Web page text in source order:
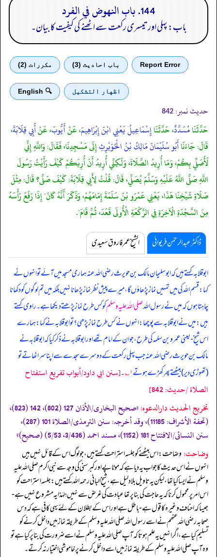
144. باب النهوض في الفرد
باب: پہلی اور تیسری رکعت سے اٹھنے کی کیفیت کا بیان۔
Report Error باب احادیث (3) مكررات (2)
اظهار التشكيل 🔍 English
حدیث نمبر: 842
حَدَّثَنَامُسَدَّدٌ، حَدَّثَنَاإِسْمَاعِيلُ يَعْنِي ابْنَ إِبْرَاهِيمَ، عَنْأَيُّوبَ، عَنْأَبِي قِلَابَةَ،
قَالَ: جَاءَنَاأَبُو سُلَيْمَانَ مَالِكُ بْنُ الْحُوَيْرِثِإِلَى مَسْجِدِنَا، فَقَالَ: وَاللَّهِ إِنِّي
لَأُصَلِّي بِكُمْ، وَمَا أُرِيدُ الصَّلَاةَ، وَلَكِنِّي أُرِيدُ أَنْ أُرِيَكُمْ كَيْفَ رَأَيْتُ رَسُولَ
اللَّهِ صَلَّى اللَّهُ عَلَيْهِ وَسَلَّمَ يُصَلِّي، قَالَ: قُلْتُ لِأَبِي قِلَابَةَ: كَيْفَ صَلَّى؟ قَالَ: مِثْلَ
صَلَاةِ شَيْخِنَا هَذَا، يَعْنِي عَمْرَو بْنَ سَلَمَةَ إِمَامَهُمْ، وَذَكَرَ أَنَّهُ كَانَ" إِذَا رَفَعَ رَأْسَهُ
مِنَ السَّجْدَةِ الْآخِرَةِ فِي الرَّكْعَةِ الْأُولَى قَعَدَ، ثُمَّ قَامَ".
ڈاکٹر عبدالرحمٰن فریوائی الشیخ عمر فاروق سعیدی
ابوقلابہ کہتے ہیں کہابوسلیمان مالک بن حویرث رضی اللہ عنہ ہماری مسجد میں آئے تو انہوں نے
کہا: قسم اللہ کی میں تمہیں نماز پڑھاؤں گا، میرے پیش نظر نماز پڑھانا نہیں بلکہ میں تم لوگوں کو دکھانا
چاہتا ہوں کہ میں نے رسول اللہصلی اللہ علیہ وسلمکو کس طرح نماز پڑھتے دیکھا ہے۔ راوی کہتے
ہیں: میں نے ابوقلابہ سے پوچھا: انہوں نے کس طرح نماز پڑھی؟ تو ابوقلابہ نے کہا: ہمارے
اس شیخ- یعنی عمرو بن سلمہ کی طرح، جو ان کے امام تھے اور ابوقلابہ نے ذکر کیا کہ ابوقلابہ نے
مالک بن حویرث رضی اللہ عنہ جب پہلی رکعت کے دوسرے سجدے سے اپنا سر اٹھاتے تو
(تھوڑی دیر) بیٹھتے پھر کھڑے ہوتے۱؎ ۔[سنن ابي داود/أبواب تفريع استفتاح
الصلاة /حدیث: 842]
تخریج الحدیث دارالدعوہ:
«‏‏‏‏صحیح البخاری/الأذان 127 (802)، 142 (823)،
(تحفة الأشراف: 11185)، وقد أخرجہ: سنن الترمذی/الصلاة 101 (287)،
سنن النسائی/الافتتاح 181 (1152)، مسند احمد (3/436، 5/53) (صحیح)»
وضاحت: وضاحت: اس بیٹھنے کو جلسہ استراحت کہتے ہیں، جو لوگ اس کے قائل نہیں ہیں
انہوں نے اس حدیث کا جواب یہ دیا ہے کہ موٹاپے اور کبر سنی کی وجہ سے نبی اکرم صلی اللہ علیہ
وسلم نے ایسا کیا تھا، لیکن یہ تاویل بلا دلیل ہے، شیخ البانی رحمہ اللہ کہتے ہیں: جلسہ استراحت کو
اس امر پر محمول کرنا کہ یہ حاجت کی بنا پر تھا عبادت کی غرض سے نہیں ؛ لہٰذا یہ مشروع نہیں ہے-
جیسا کہ احناف وغیرہ کا قول ہے- باطل ہے اور اس کے بطلان کے لئے یہی کافی ہے کہ دس
صحابہ رضی اللہ عنھم نے اسے رسول اللہ صلی اللہ علیہ وسلم کے طریقہ نماز میں داخل کرنے کو
تسلیم کیا ہے، اگر انہیں یہ علم ہوتا کہ آپ صلی اللہ علیہ وسلم نے اسے ضرورت کی بنا پر کیا ہے تو
وہ آپ صلی اللہ علیہ وسلم کے طریقہ نماز میں اسے داخل کرنے پر خاموشی اختیار نہ کرتے۔